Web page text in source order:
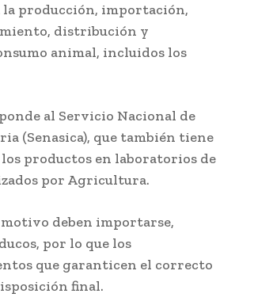
la producción, importación,
distribución y
animal, incluidos los
al Servicio Nacional de
(Senasica), que también tiene
productos en laboratorios de
por Agricultura.
deben importarse,
por lo que los
que garanticen el correcto
final.